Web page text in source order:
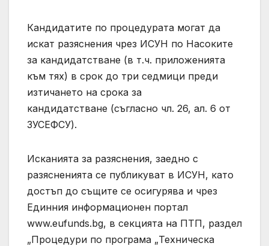
Кандидатите по процедурата могат да
искат разяснения чрез ИСУН по Насоките
за кандидатстване (в т.ч. приложенията
към тях) в срок до три седмици преди
изтичането на срока за
кандидатстване (съгласно чл. 26, ал. 6 от
ЗУСЕФСУ).
Исканията за разяснения, заедно с
разясненията се публикуват в ИСУН, като
достъп до същите се осигурява и чрез
Единния информационен портал
www.eufunds.bg, в секцията на ПТП, раздел
„Процедури по програма „Техническа